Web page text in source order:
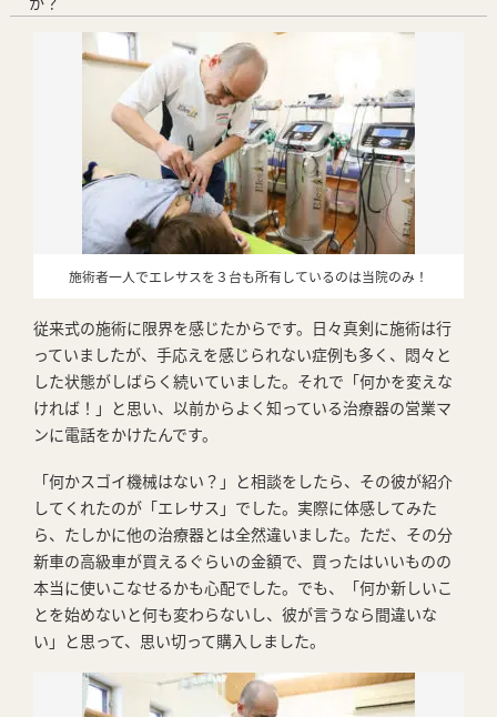
施術者一人でエレサスを３台も所有しているのは当院のみ！
従来式の施術に限界を感じたからです。日々真剣に施術は行
っていましたが、手応えを感じられない症例も多く、悶々と
した状態がしばらく続いていました。それで「何かを変えな
ければ！」と思い、以前からよく知っている治療器の営業マ
ンに電話をかけたんです。
「何かスゴイ機械はない？」と相談をしたら、その彼が紹介
してくれたのが「エレサス」でした。実際に体感してみた
ら、たしかに他の治療器とは全然違いました。ただ、その分
新車の高級車が買えるぐらいの金額で、買ったはいいものの
本当に使いこなせるかも心配でした。でも、「何か新しいこ
とを始めないと何も変わらないし、彼が言うなら間違いな
い」と思って、思い切って購入しました。